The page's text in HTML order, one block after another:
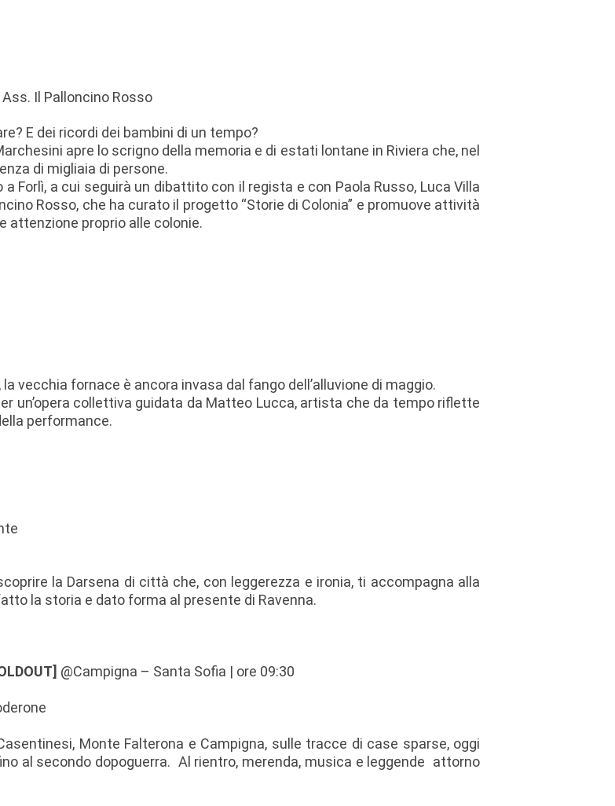
Il Palloncino Rosso
E dei ricordi dei bambini di un tempo?
apre lo scrigno della memoria e di estati lontane in Riviera che, nel
di migliaia di persone.
Forlì, a cui seguirà un dibattito con il regista e con Paola Russo, Luca Villa
Rosso, che ha curato il progetto “Storie di Colonia” e promuove attività
attenzione proprio alle colonie.
vecchia fornace è ancora invasa dal fango dell’alluvione di maggio.
un’opera collettiva guidata da Matteo Lucca, artista che da tempo riflette
performance.
la Darsena di città che, con leggerezza e ironia, ti accompagna alla
la storia e dato forma al presente di Ravenna.
@Campigna – Santa Sofia | ore 09:30
Monte Falterona e Campigna, sulle tracce di case sparse, oggi
al secondo dopoguerra. Al rientro, merenda, musica e leggende attorno